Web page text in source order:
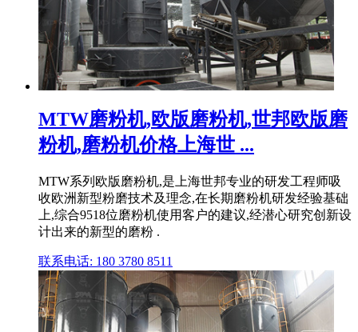
MTW磨粉机,欧版磨粉机,世邦欧版磨
粉机,磨粉机价格上海世 ...
MTW系列欧版磨粉机,是上海世邦专业的研发工程师吸
收欧洲新型粉磨技术及理念,在长期磨粉机研发经验基础
上,综合9518位磨粉机使用客户的建议,经潜心研究创新设
计出来的新型的磨粉 .
联系电话: 180 3780 8511